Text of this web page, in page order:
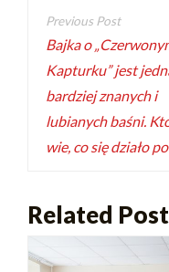
Bajka o
Kapturku” jest
bardziej znanych i
lubianych baśni.
wie, co się działo
Related